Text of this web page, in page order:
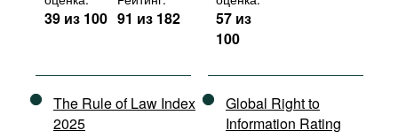
39 из 100 91 из 182
57 из
100
The Rule of Law Index
2025
Global Right to
Information Rating